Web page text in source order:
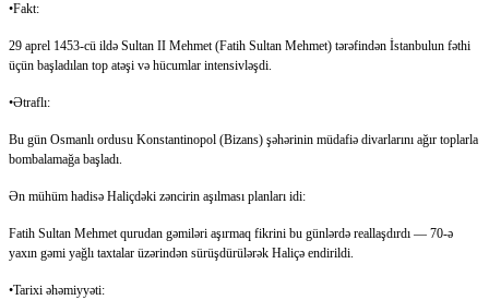
•Fakt:
29 aprel 1453-cü ildə Sultan II Mehmet (Fatih Sultan Mehmet) tərəfindən İstanbulun fəthi
üçün başladılan top atəşi və hücumlar intensivləşdi.
•Ətraflı:
Bu gün Osmanlı ordusu Konstantinopol (Bizans) şəhərinin müdafiə divarlarını ağır toplarla
bombalamağa başladı.
Ən mühüm hadisə Haliçdəki zəncirin aşılması planları idi:
Fatih Sultan Mehmet qurudan gəmiləri aşırmaq fikrini bu günlərdə reallaşdırdı — 70-ə
yaxın gəmi yağlı taxtalar üzərindən sürüşdürülərək Haliçə endirildi.
•Tarixi əhəmiyyəti: